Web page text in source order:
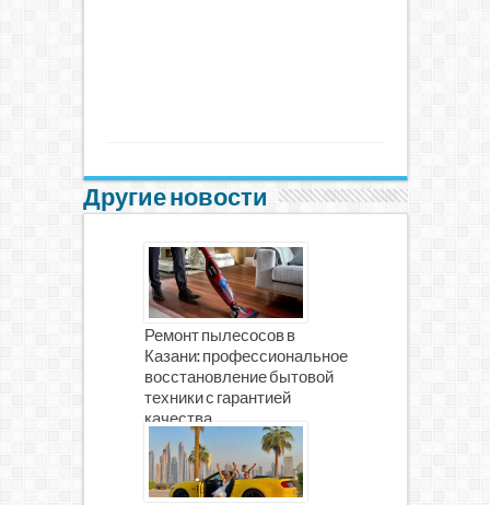
Другие новости
Ремонт пылесосов в
Казани: профессиональное
восстановление бытовой
техники с гарантией
качества